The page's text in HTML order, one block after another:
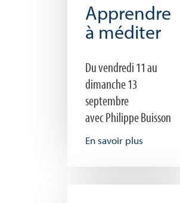
Apprendre
à méditer
Du vendredi 11 au
dimanche 13
septembre
avec Philippe Buisson
En savoir plus